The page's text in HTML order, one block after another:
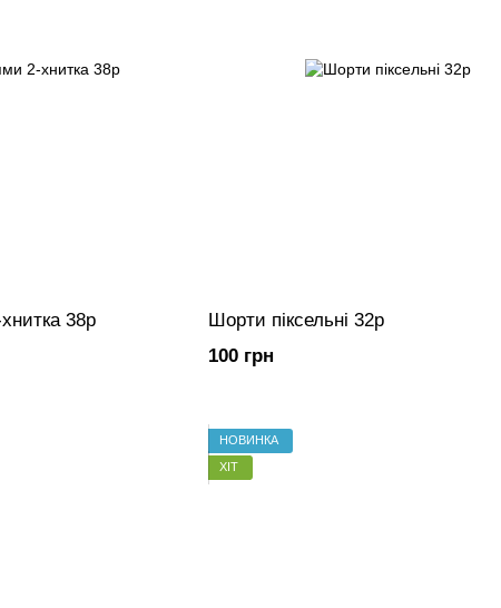
38р
Шорти піксельні 32р
100 грн
НОВИНКА
ХІТ